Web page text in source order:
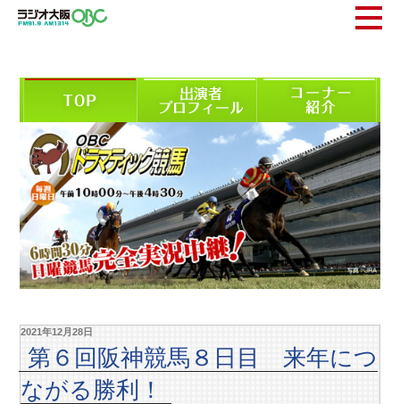
2021年12月28日
第６回阪神競馬８日目 来年につ
ながる勝利！